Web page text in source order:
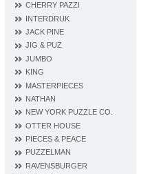
CHERRY PAZZI
INTERDRUK
JACK PINE
JIG & PUZ
JUMBO
KING
MASTERPIECES
NATHAN
NEW YORK PUZZLE CO.
OTTER HOUSE
PIECES & PEACE
PUZZELMAN
RAVENSBURGER